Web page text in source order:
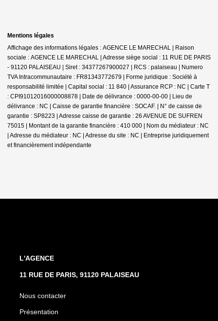
Mentions légales
Affichage des informations légales : AGENCE LE MARECHAL | Raison
sociale : AGENCE LE MARECHAL | Adresse siège social : 11 RUE DE PARIS
- 91120 PALAISEAU | Siret : 34377267900027 | RCS : palaiseau | Numero
TVA Intracommunautaire : FR81343772679 | Forme juridique : Société à
responsabilité limitée | Capital social : 11 840 | Assurance RCP : NC | Carte T
: CPI91012016000008878 | Date de délivrance : 0000-00-00 | Lieu de
délivrance : NC | Caisse de garantie financière : SOCAF. | N° de caisse de
garantie : SP8223 | Adresse caisse de garantie : 26 AVENUE DE SUFREN
75015 | Montant de la garantie financière : 410 000 | Nom du médiateur : NC
| Adresse du médiateur : NC | Adresse du site : NC | Entreprise juridiquement
et financièrement indépendante
L'AGENCE
11 RUE DE PARIS, 91120 PALAISEAU
Nous contacter
Présentation